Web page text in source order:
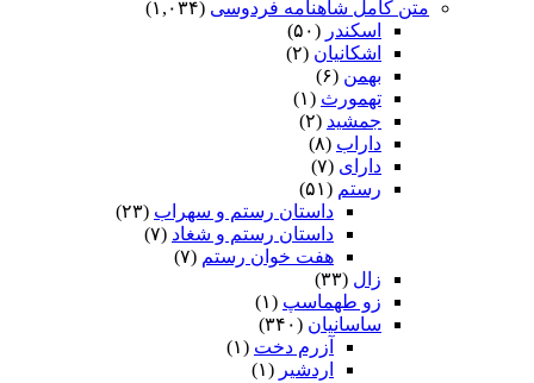
متن کامل شاهنامه فردوسی (۱,۰۳۴)
اسکندر (۵۰)
اشکانیان (۲)
بهمن (۶)
تهمورث (۱)
جمشید (۲)
داراب (۸)
دارای (۷)
رستم (۵۱)
داستان رستم و سهراب (۲۳)
داستان رستم و شغاد (۷)
هفت خوان رستم‏ (۷)
زال (۳۳)
زو طهماسپ‏ (۱)
ساسانیان (۳۴۰)
آزرم دخت (۱)
اردشیر (۱)